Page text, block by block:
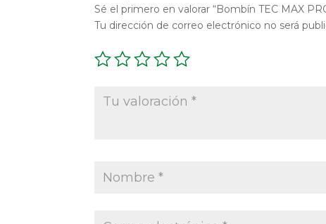
Sé el primero en valorar “Bombín TEC MAX
Tu dirección de correo electrónico no será